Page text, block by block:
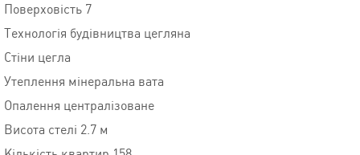
Поверховість 7
Технологія будівництва цегляна
Стіни цегла
Утеплення мінеральна вата
Опалення централізоване
Висота стелі 2.7 м